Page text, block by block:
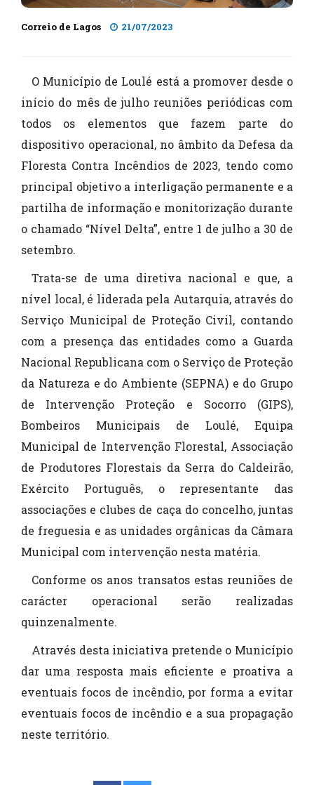
Correio de Lagos 21/07/2023
O Município de Loulé está a promover desde o
início do mês de julho reuniões periódicas com
todos os elementos que fazem parte do
dispositivo operacional, no âmbito da Defesa da
Floresta Contra Incêndios de 2023, tendo como
principal objetivo a interligação permanente e a
partilha de informação e monitorização durante
o chamado “Nível Delta”, entre 1 de julho a 30 de
setembro.
Trata-se de uma diretiva nacional e que, a
nível local, é liderada pela Autarquia, através do
Serviço Municipal de Proteção Civil, contando
com a presença das entidades como a Guarda
Nacional Republicana com o Serviço de Proteção
da Natureza e do Ambiente (SEPNA) e do Grupo
de Intervenção Proteção e Socorro (GIPS),
Bombeiros Municipais de Loulé, Equipa
Municipal de Intervenção Florestal, Associação
de Produtores Florestais da Serra do Caldeirão,
Exército Português, o representante das
associações e clubes de caça do concelho, juntas
de freguesia e as unidades orgânicas da Câmara
Municipal com intervenção nesta matéria.
Conforme os anos transatos estas reuniões de
carácter operacional serão realizadas
quinzenalmente.
Através desta iniciativa pretende o Município
dar uma resposta mais eficiente e proativa a
eventuais focos de incêndio, por forma a evitar
eventuais focos de incêndio e a sua propagação
neste território.